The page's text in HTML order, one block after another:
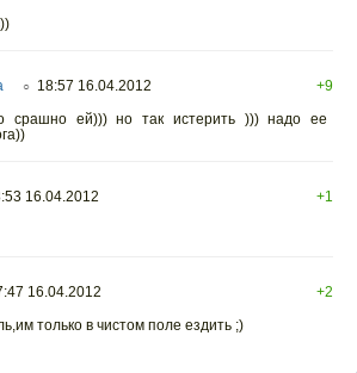
○ 18:57 16.04.2012
+9
срашно ей))) но так истерить ))) надо ее
16.04.2012
+1
16.04.2012
+2
только в чистом поле ездить ;)